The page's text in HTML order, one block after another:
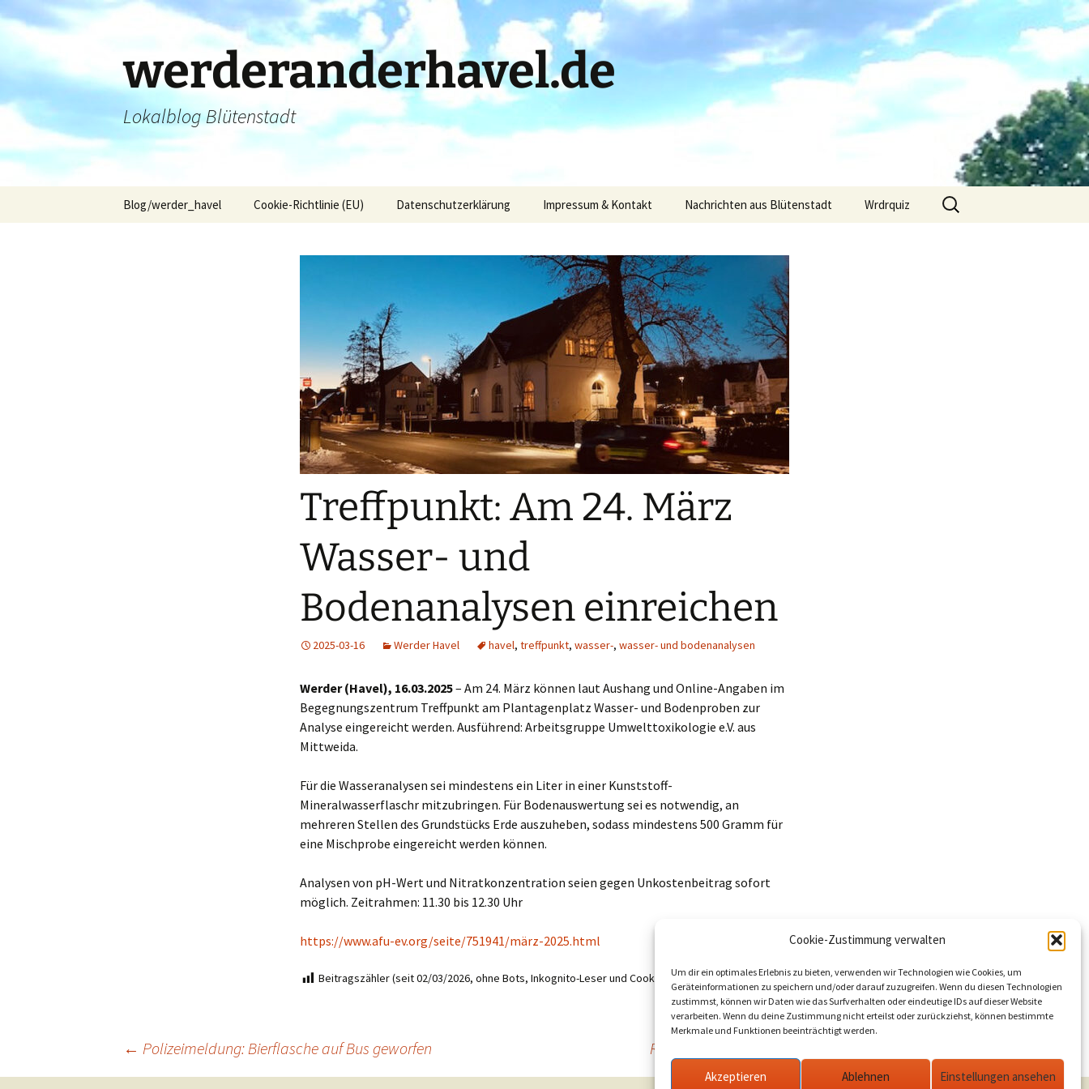
Cookie-Zustimmung verwalten
Um dir ein optimales Erlebnis zu bieten, verwenden wir Technologien wie Cookies, um
Geräteinformationen zu speichern und/oder darauf zuzugreifen. Wenn du diesen Technologien
zustimmst, können wir Daten wie das Surfverhalten oder eindeutige IDs auf dieser Website
verarbeiten. Wenn du deine Zustimmung nicht erteilst oder zurückziehst, können bestimmte
Merkmale und Funktionen beeinträchtigt werden.
Akzeptieren Ablehnen Einstellungen ansehen
Zum
Inhalt
springen
werderanderhavel.de
Lokalblog Blütenstadt
Blog/werder_havel Cookie-Richtlinie (EU) Datenschutzerklärung Impressum & Kontakt Nachrichten aus Blütenstadt Wrdrquiz
Suchen
nach:
Treffpunkt: Am 24. März
Wasser- und
Bodenanalysen einreichen
2025-03-16 Werder Havel havel, treffpunkt, wasser-, wasser- und bodenanalysen
Werder (Havel), 16.03.2025– Am 24. März können laut Aushang und Online-Angaben im
Begegnungszentrum Treffpunkt am Plantagenplatz Wasser- und Bodenproben zur
Analyse eingereicht werden. Ausführend: Arbeitsgruppe Umwelttoxikologie e.V. aus
Mittweida.
Für die Wasseranalysen sei mindestens ein Liter in einer Kunststoff-
Mineralwasserflaschr mitzubringen. Für Bodenauswertung sei es notwendig, an
mehreren Stellen des Grundstücks Erde auszuheben, sodass mindestens 500 Gramm für
eine Mischprobe eingereicht werden können.
Analysen von pH-Wert und Nitratkonzentration seien gegen Unkostenbeitrag sofort
möglich. Zeitrahmen: 11.30 bis 12.30 Uhr
https://www.afu-ev.org/seite/751941/märz-2025.html
Beitragszähler (seit 02/03/2026, ohne Bots, Inkognito-Leser und Cookie-Ablehner): 4
Beitragsnavigation
← Polizeimeldung: Bierflasche auf Bus geworfen Rathaus: 25 Bäume für den Petzower Gutspark